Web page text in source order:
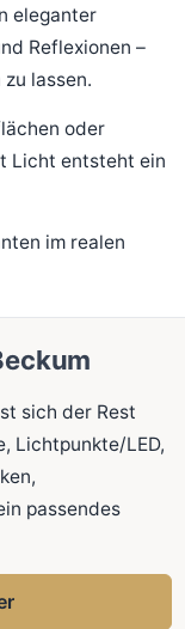
eleganter
Reflexionen –
lassen.
oder
Licht entsteht ein
im realen
sich der Rest
Lichtpunkte/LED,
passendes